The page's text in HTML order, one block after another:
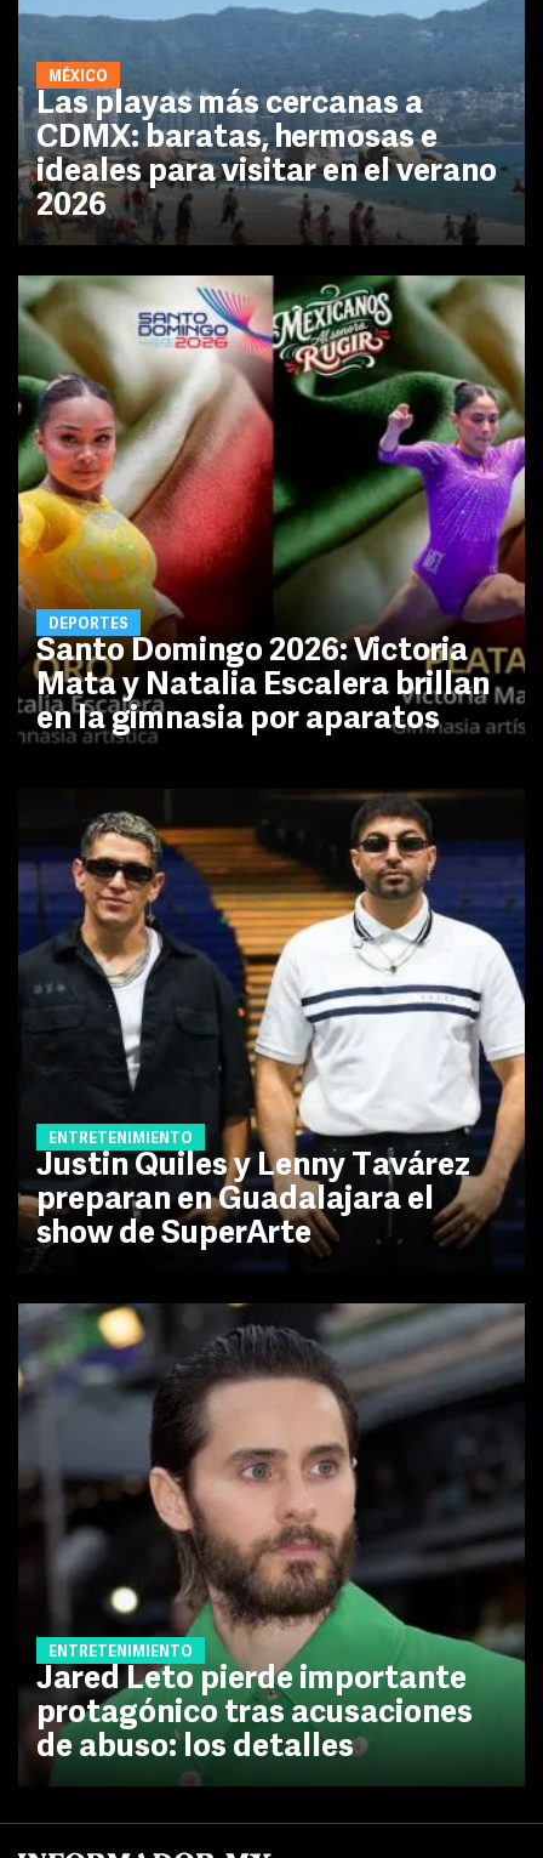
MÉXICO
Las playas más cercanas a
CDMX: baratas, hermosas e
ideales para visitar en el verano
2026
DEPORTES
Santo Domingo 2026: Victoria
Mata y Natalia Escalera brillan
en la gimnasia por aparatos
ENTRETENIMIENTO
Justin Quiles y Lenny Tavárez
preparan en Guadalajara el
show de SuperArte
ENTRETENIMIENTO
Jared Leto pierde importante
protagónico tras acusaciones
de abuso: los detalles